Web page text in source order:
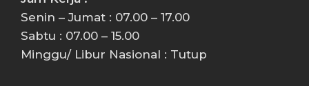
Senin – Jumat : 07.00 – 17.00
Sabtu : 07.00 – 15.00
Minggu/ Libur Nasional : Tutup